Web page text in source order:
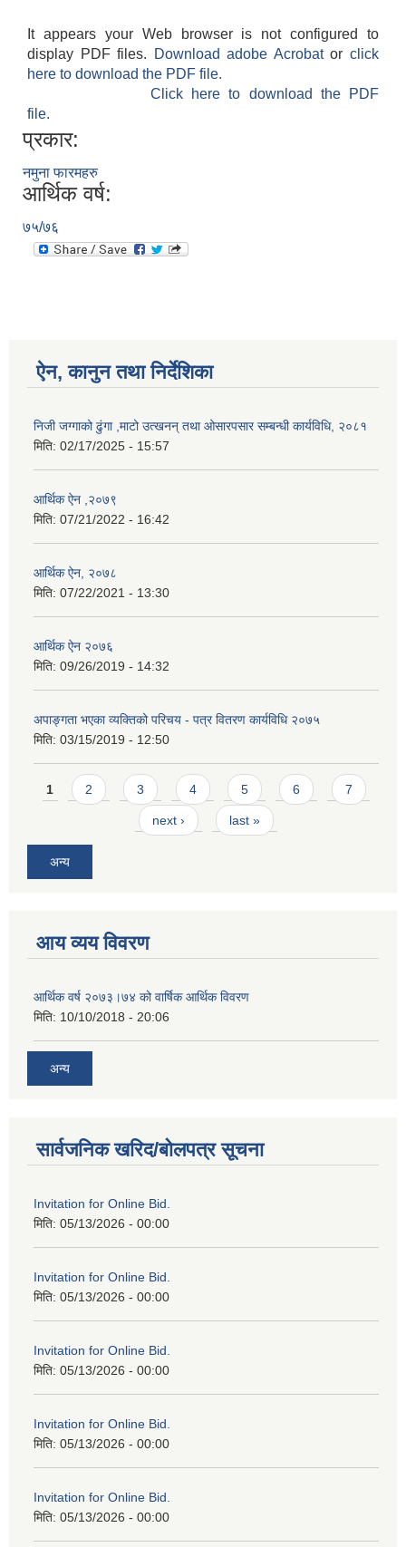
It appears your Web browser is not configured to
display PDF files.
Download adobe Acrobatorclick
here to download the PDF file.
Click here to download the PDF
file.
प्रकार:
नमुना फारमहरु
आर्थिक वर्ष:
७५/७६
ऐन, कानुन तथा निर्देशिका
निजी जग्गाको ढुंगा ,माटो उत्खनन् तथा ओसारपसार सम्बन्धी कार्यविधि, २०८१
मिति: 02/17/2025 - 15:57
आर्थिक ऐन ,२०७९
मिति: 07/21/2022 - 16:42
आर्थिक ऐन, २०७८
मिति: 07/22/2021 - 13:30
आर्थिक ऐन २०७६
मिति: 09/26/2019 - 14:32
अपाङ्गता भएका व्यक्तिको परिचय - पत्र वितरण कार्यविधि २०७५
मिति: 03/15/2019 - 12:50
Pages
1 2 3 4 5 6 7
next › last »
अन्य
आय व्यय विवरण
आर्थिक वर्ष २०७३।७४ को वार्षिक आर्थिक विवरण
मिति: 10/10/2018 - 20:06
अन्य
सार्वजनिक खरिद/बोलपत्र सूचना
Invitation for Online Bid.
मिति: 05/13/2026 - 00:00
Invitation for Online Bid.
मिति: 05/13/2026 - 00:00
Invitation for Online Bid.
मिति: 05/13/2026 - 00:00
Invitation for Online Bid.
मिति: 05/13/2026 - 00:00
Invitation for Online Bid.
मिति: 05/13/2026 - 00:00